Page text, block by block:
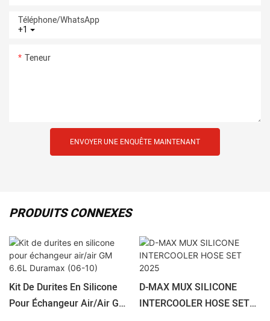
+1
Téléphone/WhatsApp
Teneur
ENVOYER UNE ENQUÊTE MAINTENANT
PRODUITS CONNEXES
Kit De Durites En Silicone
Pour Échangeur Air/air GM
D-MAX MUX SILICONE
INTERCOOLER HOSE SET